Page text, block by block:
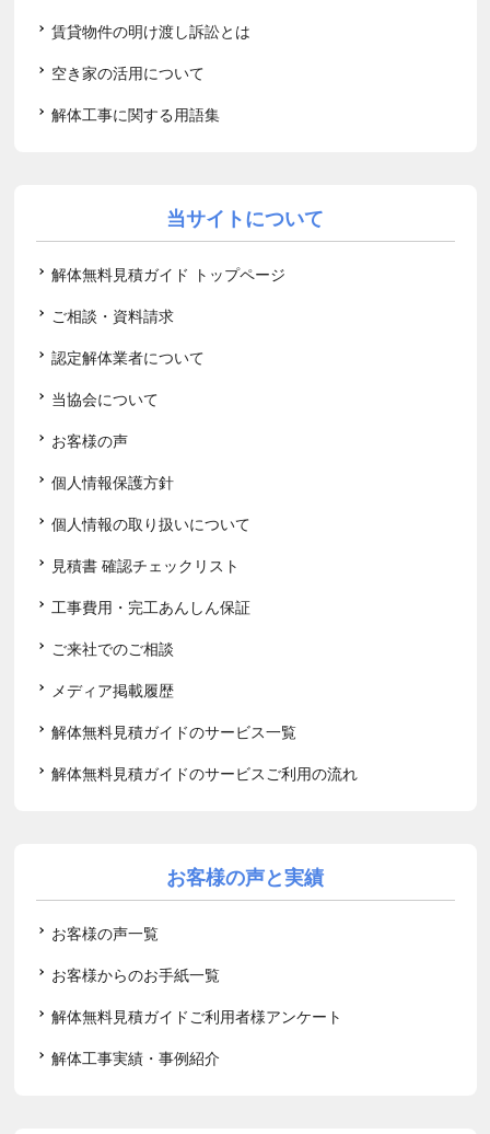
賃貸物件の明け渡し訴訟とは
空き家の活用について
解体工事に関する用語集
当サイトについて
解体無料見積ガイド トップページ
ご相談・資料請求
認定解体業者について
当協会について
お客様の声
個人情報保護方針
個人情報の取り扱いについて
見積書 確認チェックリスト
工事費用・完工あんしん保証
ご来社でのご相談
メディア掲載履歴
解体無料見積ガイドのサービス一覧
解体無料見積ガイドのサービスご利用の流れ
お客様の声と実績
お客様の声一覧
お客様からのお手紙一覧
解体無料見積ガイドご利用者様アンケート
解体工事実績・事例紹介